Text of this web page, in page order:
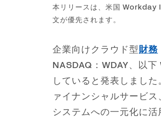
本リリースは、米国 Workday
文が優先されます。
企業向けクラウド型財務
NASDAQ：WDAY、以
していると発表しました
ァイナンシャルサービ
システムへの一元化に活